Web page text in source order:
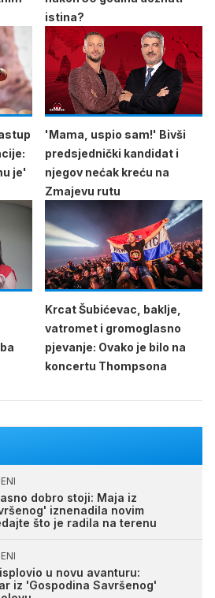
istina?
je'
'Mama, uspio sam!' Bivši
predsjednički kandidat i
njegov nećak kreću na
Zmajevu rutu
Krcat Šubićevac, baklje,
vatromet i gromoglasno
pjevanje: Ovako je bilo na
koncertu Thompsona
dobro stoji: Maja iz
iznenadila novim
što je radila na terenu
u novu avanturu:
iz 'Gospodina Savršenog'